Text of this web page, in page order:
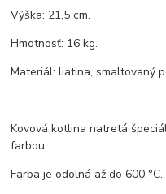
Výška: 21,5 cm.
Hmotnosť: 16 kg.
Materiál: liatina, smaltovaný
Kovová kotlina natretá
farbou.
Farba je odolná až do 600 °C.